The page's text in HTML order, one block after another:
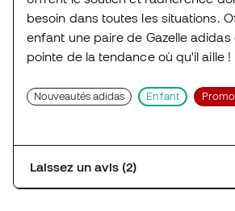
besoin dans toutes les situations.
enfant une paire de Gazelle adidas
pointe de la tendance où qu'il aille !
Nouveautés adidas Enfant
Laissez un avis (2)